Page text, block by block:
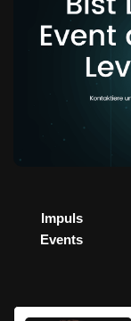
Impuls
Events